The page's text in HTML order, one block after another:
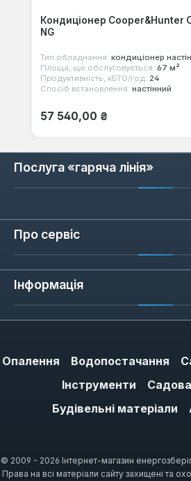
Кондиціонер Cooper&Hunter
NG
Тип обладнання: кондиціонер
Площа, що обслуговується: 67 м²
Продуктивність, кБТО/год: 24
Спосіб встановлення: настінний
Звичайна ціна:
57 540,00 ₴
Послуга «гаряча лінія»
Про сервіс
Інформація
Опалення Водопостачання
Інструменти
Садова
Будівельні матеріали
© 2009 - 2026 Інтернет-магазин
Права на всі матеріали сайту захищені та